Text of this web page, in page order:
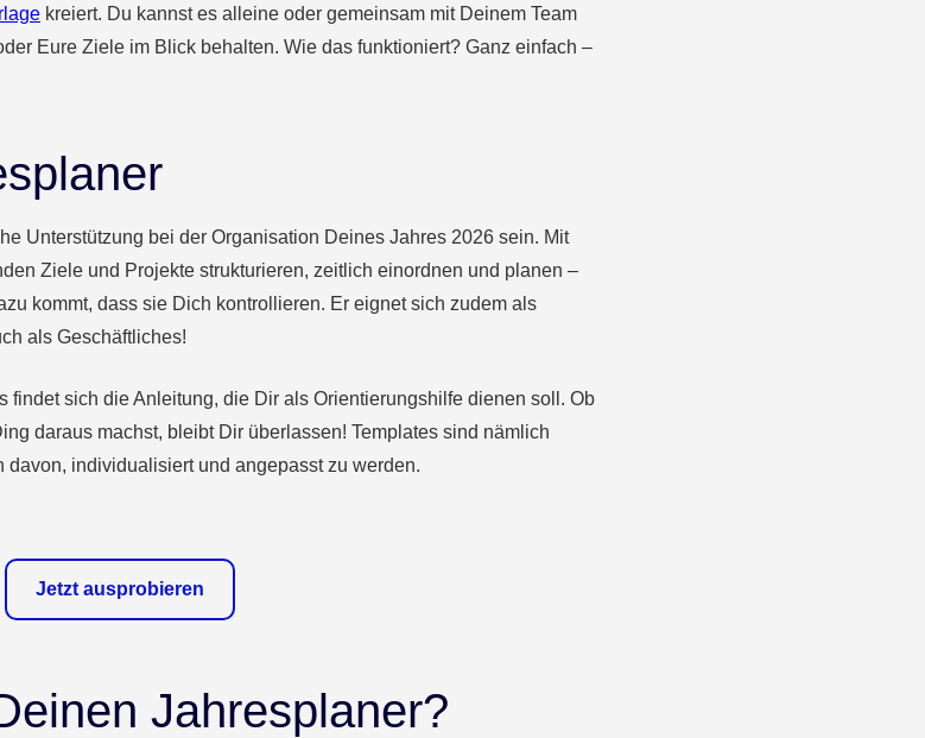
kreiert. Du kannst es alleine oder gemeinsam mit Deinem Team
Eure Ziele im Blick behalten. Wie das funktioniert? Ganz einfach –
Unterstützung bei der Organisation Deines Jahres 2026 sein. Mit
Ziele und Projekte strukturieren, zeitlich einordnen und planen –
kommt, dass sie Dich kontrollieren. Er eignet sich zudem als
als Geschäftliches!
findet sich die Anleitung, die Dir als Orientierungshilfe dienen soll. Ob
daraus machst, bleibt Dir überlassen! Templates sind nämlich
individualisiert und angepasst zu werden.
Jetzt ausprobieren
Jahresplaner?